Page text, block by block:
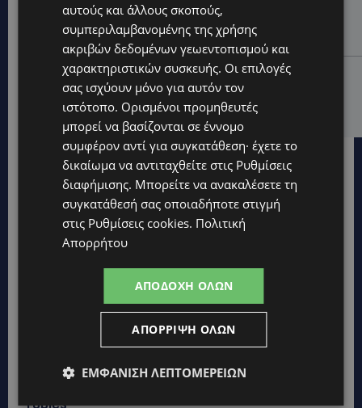
ΔΕΝ ΥΠΟΧΩΡΕΙ Ο ΚΑΥΣΩΝΑΣ: Νέα κίτρινη
προειδοποίηση για 40άρια – Πότε τίθεται σε ισχύ
UPDATES
VIRAL: Κοράκι πήρε στο κυνήγι γυναίκα – Η
απρόσμενη επίθεση καταγράφηκε σε βίντεο
Topics
αυτούς και άλλους σκοπούς,
συμπεριλαμβανομένης της χρήσης
ακριβών δεδομένων γεωεντοπισμού και
χαρακτηριστικών συσκευής. Οι επιλογές
σας ισχύουν μόνο για αυτόν τον
ιστότοπο. Ορισμένοι προμηθευτές
μπορεί να βασίζονται σε έννομο
συμφέρον αντί για συγκατάθεση· έχετε το
δικαίωμα να αντιταχθείτε στις Ρυθμίσεις
διαφήμισης. Μπορείτε να ανακαλέσετε τη
συγκατάθεσή σας οποιαδήποτε στιγμή
στις Ρυθμίσεις cookies. Πολιτική
Απορρήτου
ΑΠΟΔΟΧΉ ΌΛΩΝ
ΑΠΌΡΡΙΨΗ ΌΛΩΝ
ΕΜΦΆΝΙΣΗ ΛΕΠΤΟΜΕΡΕΙΏΝ